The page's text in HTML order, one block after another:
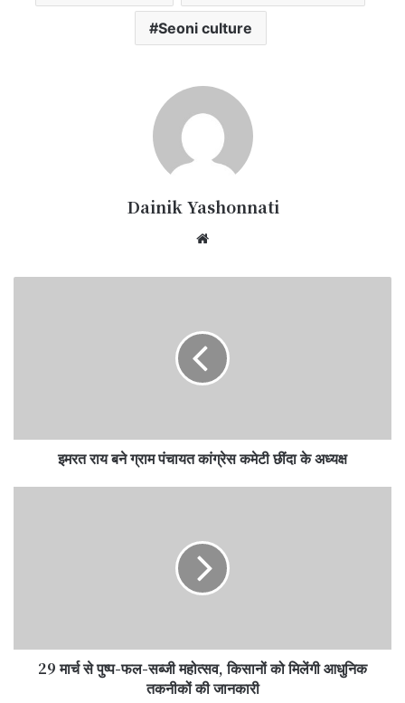
Seoni culture
Dainik Yashonnati
के
इमरत राय बने ग्राम पंचायत कांग्रेस कमेटी छींदा के अध्यक्ष
को
29 मार्च से पुष्प-फल-सब्जी महोत्सव, किसानों को मिलेंगी आधुनिक
तकनीकों की जानकारी